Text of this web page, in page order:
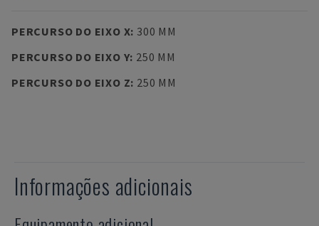
PERCURSO DO EIXO X: 300 MM
PERCURSO DO EIXO Y: 250 MM
PERCURSO DO EIXO Z: 250 MM
Informações adicionais